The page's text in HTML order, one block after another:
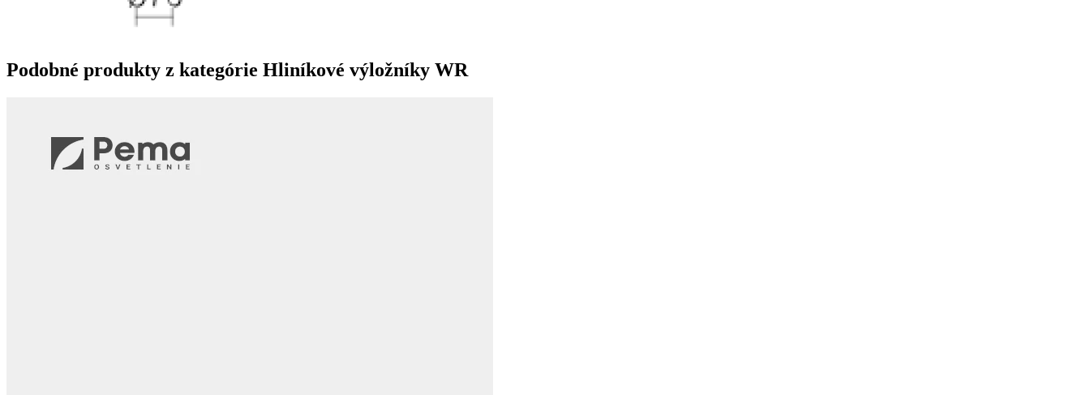
Podobné produkty z kategórie Hliníkové výložníky WR